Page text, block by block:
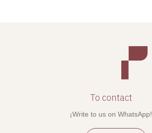
To contact
¡Write to us on WhatsApp!